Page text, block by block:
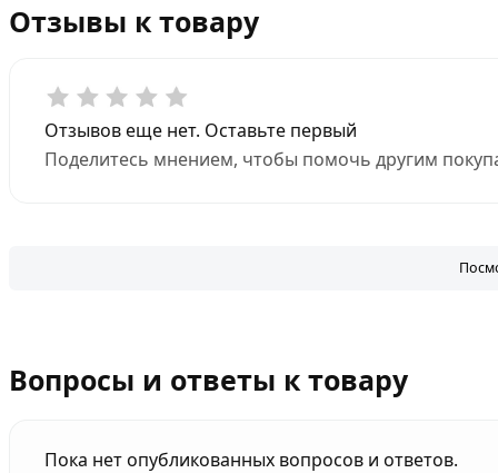
Отзывы к товару
Отзывов еще нет. Оставьте первый
Поделитесь мнением, чтобы помочь другим
Вопросы и ответы к товару
Пока нет опубликованных вопросов и ответов.